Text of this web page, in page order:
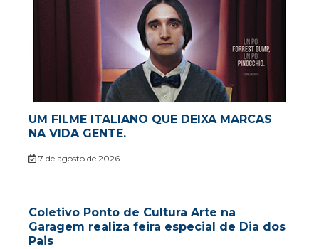
UM FILME ITALIANO QUE DEIXA MARCAS
NA VIDA GENTE.
7 de agosto de 2026
Coletivo Ponto de Cultura Arte na
Garagem realiza feira especial de Dia dos
Pais